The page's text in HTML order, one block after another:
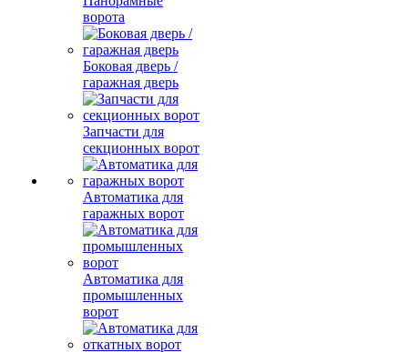
ворота
Боковая дверь /
гаражная дверь
Запчасти для
секционных ворот
Автоматика для
гаражных ворот
Автоматика для
промышленных
ворот